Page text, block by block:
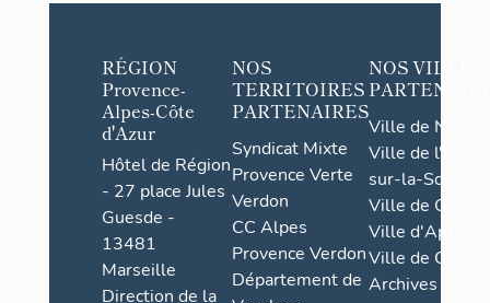
RÉGION
Provence-
Alpes-Côte
d'Azur
Hôtel de Région
- 27 place Jules
Guesde -
13481
Marseille
Direction de la
NOS
TERRITOIRES
PARTENAIRES
Syndicat Mixte
Provence Verte
Verdon
CC Alpes
Provence Verdon
Département de
NOS VILLES
Ville de Nice
Ville de l'Isle-
sur-la-Sorgue
Ville de Grasse
Ville d'Apt
Ville de
Archives